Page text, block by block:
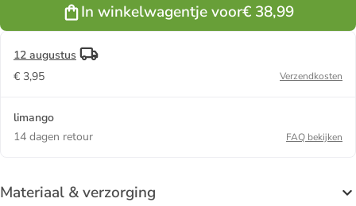
In winkelwagentje voor€ 38,99
12 augustus
€ 3,95
Verzendkosten
limango
14 dagen retour
FAQ bekijken
Materiaal & verzorging